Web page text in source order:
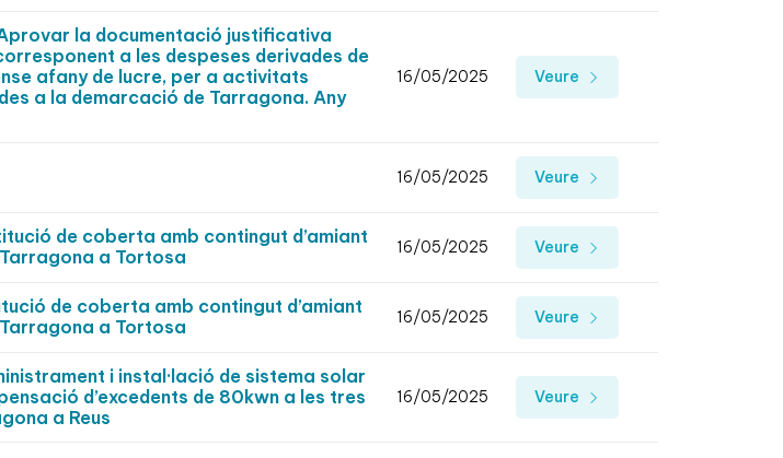
la documentació justificativa
a les despeses derivades de
afany de lucre, per a activitats
a la demarcació de Tarragona. Any
16/05/2025 Veure
16/05/2025 Veure
de coberta amb contingut d’amiant
a Tortosa
16/05/2025 Veure
de coberta amb contingut d’amiant
a Tortosa
16/05/2025 Veure
i instal·lació de sistema solar
d’excedents de 80kwn a les tres
a Reus
16/05/2025 Veure